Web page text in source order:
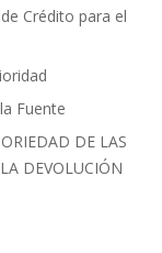
Crédito para el
Fuente
DE LAS
DEVOLUCIÓN